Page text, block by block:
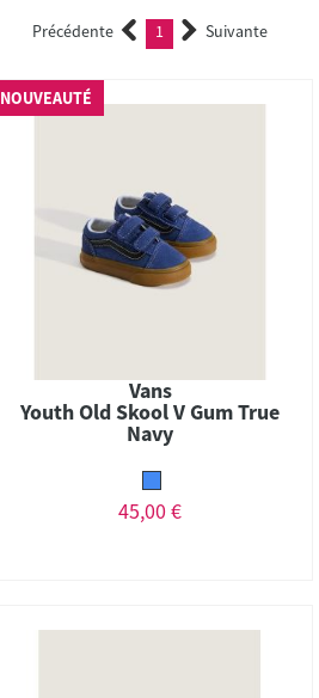
Précédente 1 (current)Suivante
NOUVEAUTÉ
Vans
Youth Old Skool V Gum True
Navy
45,00 €